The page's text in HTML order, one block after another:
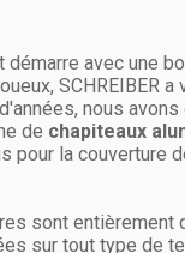
démarre avec une
SCHREIBER a
nous
de chapiteaux
pour la couverture
sont entièrement
sur tout type de